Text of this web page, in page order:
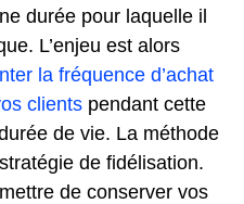
durée pour laquelle il
L’enjeu est alors
la fréquence d’achat
clients pendant cette
de vie. La méthode
de fidélisation.
de conserver vos